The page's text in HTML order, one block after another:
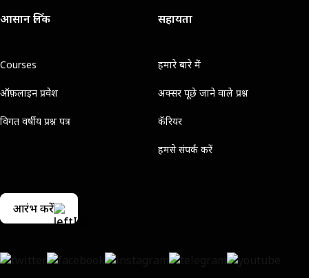
आसान लिंक
Courses
ऑफ़लाइन प्रवेश
विगत वर्षीय प्रश्न पत्र
सहायता
हमारे बारे में
अक्सर पूछे जाने वाले प्रश्न
कॅरियर
हमसे संपर्क करें
आरंभ करें